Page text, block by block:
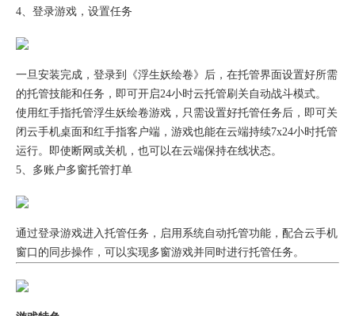
4、登录游戏，设置任务
一旦安装完成，登录到《浮生妖绘卷》后，在托管界面设置好所需
的托管技能和任务，即可开启24小时云托管刷关自动战斗模式。
使用红手指托管浮生妖绘卷游戏，只需设置好托管任务后，即可关
闭云手机桌面和红手指客户端，游戏也能在云端持续7x24小时托管
运行。即使断网或关机，也可以在云端保持在线状态。
5、多账户多窗托管打单
通过登录游戏进入托管任务，启用系统自动托管功能，配合云手机
窗口的同步操作，可以实现多窗游戏并同时进行托管任务。